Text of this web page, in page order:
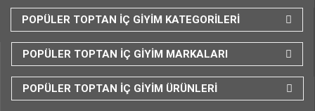
POPÜLER TOPTAN İÇ GİYİM KATEGORİLERİ
POPÜLER TOPTAN İÇ GİYİM MARKALARI
POPÜLER TOPTAN İÇ GİYİM ÜRÜNLERİ